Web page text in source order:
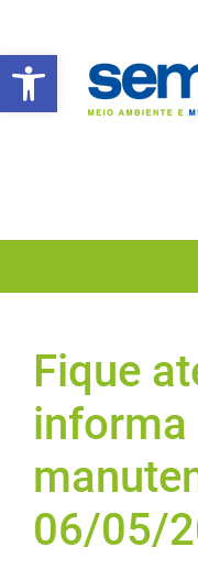
Abrir a barra de
Fique
informa
06/05/